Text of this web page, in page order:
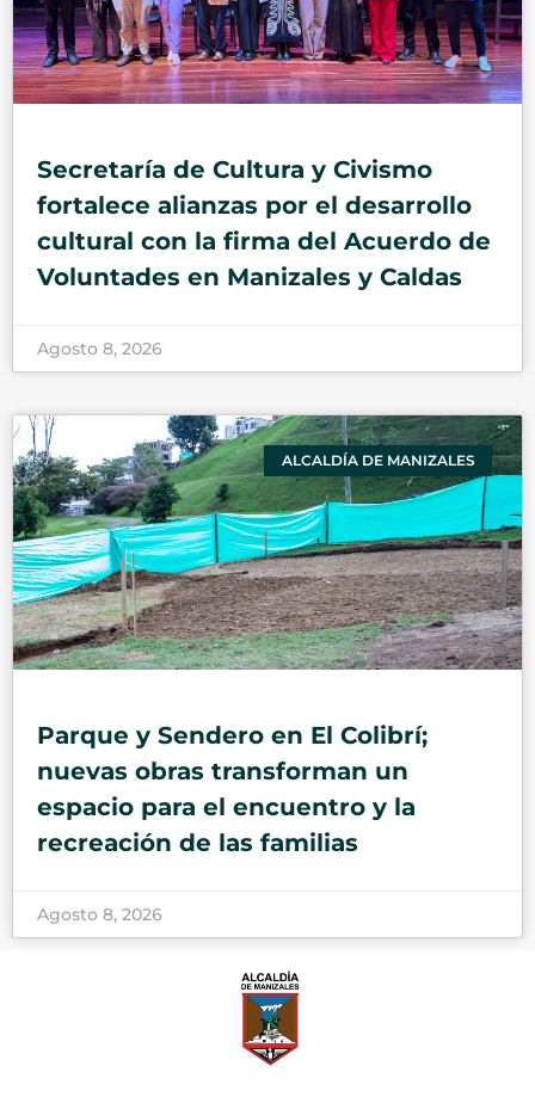
Secretaría de Cultura y Civismo
fortalece alianzas por el desarrollo
cultural con la firma del Acuerdo de
Voluntades en Manizales y Caldas
Agosto 8, 2026
ALCALDÍA DE MANIZALES
Parque y Sendero en El Colibrí;
nuevas obras transforman un
espacio para el encuentro y la
recreación de las familias
Agosto 8, 2026